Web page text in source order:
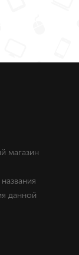
магазин
данной